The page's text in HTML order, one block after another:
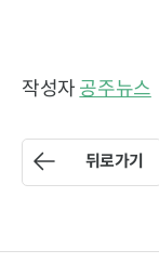
작성자 공주뉴스
뒤로가기